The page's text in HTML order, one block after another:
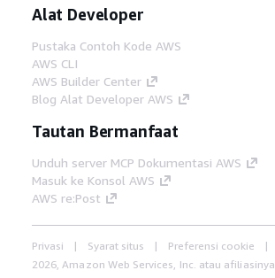
Alat Developer
Pustaka Contoh Kode AWS
AWS CLI
AWS Builder Center
Blog Alat Developer AWS
Tautan Bermanfaat
Unduh server MCP Dokumentasi AWS
Masuk ke Konsol AWS
AWS re:Post
Privasi Syarat situs Preferensi cookie
2026, Amazon Web Services, Inc. atau afiliasinya.